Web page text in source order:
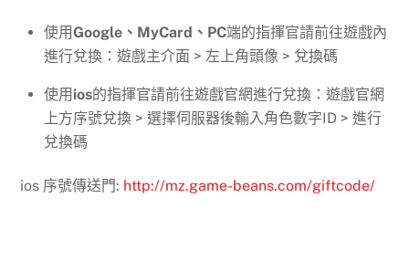
使用Google、MyCard、PC端的指揮官請前往遊戲內
進行兌換：遊戲主介面 > 左上角頭像 > 兌換碼
使用 ios的指揮官請前往遊戲官網進行兌換：遊戲官網
上方序號兌換 > 選擇伺服器後輸入角色數字ID > 進行
兌換碼
ios 序號傳送門: http://mz.game-beans.com/giftcode/